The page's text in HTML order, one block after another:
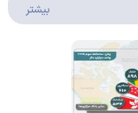
بیشتر